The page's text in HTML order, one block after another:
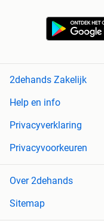
2dehands Zakelijk
Help en info
Privacyverklaring
Privacyvoorkeuren
Over 2dehands
Sitemap